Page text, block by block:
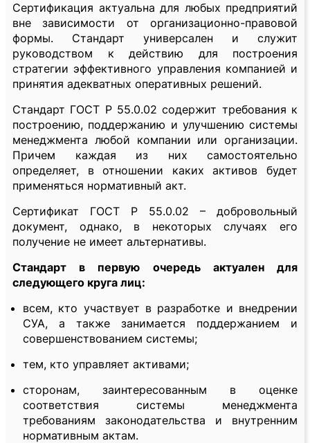
Сертификация актуальна для любых предприятий
вне зависимости от организационно-правовой
формы. Стандарт универсален и служит
руководством к действию для построения
стратегии эффективного управления компанией и
принятия адекватных оперативных решений.
Стандарт ГОСТ Р 55.0.02 содержит требования к
построению, поддержанию и улучшению системы
менеджмента любой компании или организации.
Причем каждая из них самостоятельно
определяет, в отношении каких активов будет
применяться нормативный акт.
Сертификат ГОСТ Р 55.0.02 – добровольный
документ, однако, в некоторых случаях его
получение не имеет альтернативы.
Стандарт в первую очередь актуален для
следующего круга лиц:
всем, кто участвует в разработке и внедрении
СУА, а также занимается поддержанием и
совершенствованием системы;
тем, кто управляет активами;
сторонам, заинтересованным в оценке
соответствия системы менеджмента
требованиям законодательства и внутренним
нормативным актам.